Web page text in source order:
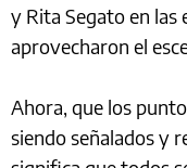
y Rita Segato en las
aprovecharon el
Ahora, que los
siendo señalados y